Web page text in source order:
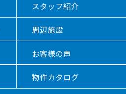
スタッフ紹介
周辺施設
お客様の声
物件カタログ